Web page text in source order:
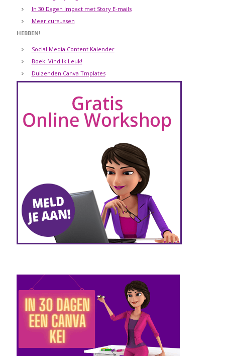
In 30 Dagen Impact met Story E-mails
Meer cursussen
HEBBEN!
Social Media Content Kalender
Boek: Vind Ik Leuk!
Duizenden Canva Tmplates